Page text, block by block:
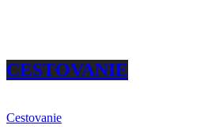
CESTOVANIE
Cestovanie